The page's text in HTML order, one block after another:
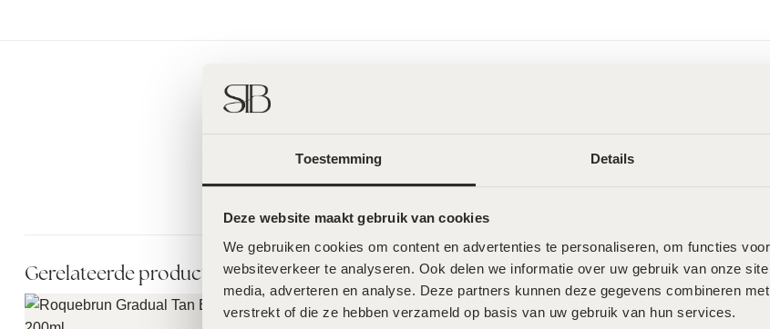
Toestemming Details
Deze website maakt gebruik van cookies
We gebruiken cookies om content en advertenties te personaliseren, om functies
websiteverkeer te analyseren. Ook delen we informatie over uw gebruik van onze
media, adverteren en analyse. Deze partners kunnen deze gegevens combineren
verstrekt of die ze hebben verzameld op basis van uw gebruik van hun services.
Gerelateerde producten